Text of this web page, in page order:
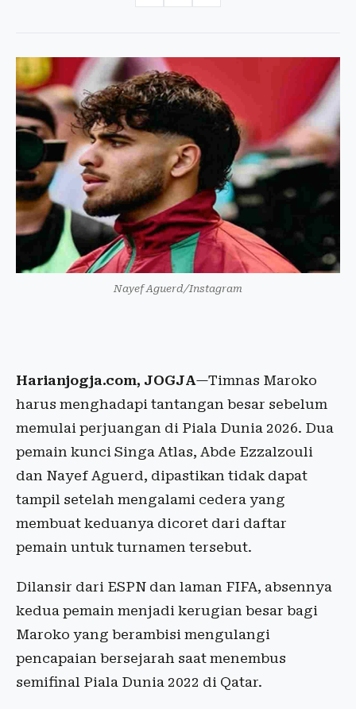
Nayef Aguerd/Instagram
Harianjogja.com, JOGJA—Timnas Maroko
harus menghadapi tantangan besar sebelum
memulai perjuangan di Piala Dunia 2026. Dua
pemain kunci Singa Atlas, Abde Ezzalzouli
dan Nayef Aguerd, dipastikan tidak dapat
tampil setelah mengalami cedera yang
membuat keduanya dicoret dari daftar
pemain untuk turnamen tersebut.
Dilansir dari ESPN dan laman FIFA, absennya
kedua pemain menjadi kerugian besar bagi
Maroko yang berambisi mengulangi
pencapaian bersejarah saat menembus
semifinal Piala Dunia 2022 di Qatar.